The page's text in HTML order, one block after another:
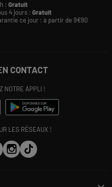
: Gratuit
4 jours : Gratuit
ce jour : à partir de 9€90
CONTACT
NOTRE APPLI !
LES RÉSEAUX !